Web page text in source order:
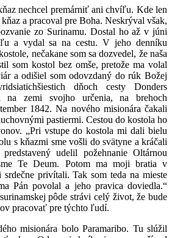
nechcel premárniť ani chvíľu. Kde len
a pracoval pre Boha. Neskrýval však,
zo Surinamu. Dostal ho až v júni
a vydal sa na cestu. V jeho denníku
nečakane som sa dozvedel, že naša
som kostol bez omše, pretože ma volal
a odišiel som odovzdaný do rúk Božej
dňoch cesty Donders
zemi svojho určenia, na brehoch
1842. Na nového misionára čakali
pastiermi. Cestou do kostola ho
„Pri vstupe do kostola mi dali bielu
s kňazmi sme vošli do svätyne a kráčali
udelil požehnanie Oltárnou
Te Deum. Potom ma moji bratia v
privítali. Tak som teda na mieste
Pán povolal a jeho pravica doviedla.“
pôde strávi celý život, že bude
pracovať pre týchto ľudí.
misionára bolo Paramaribo. Tu slúžil